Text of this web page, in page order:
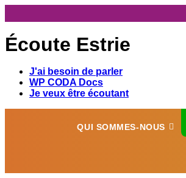
Écoute Estrie
J'ai besoin de parler
WP CODA Docs
Je veux être écoutant
QUI SOMMES-NOUS